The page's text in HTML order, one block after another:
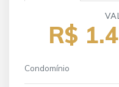
R$
Condomínio